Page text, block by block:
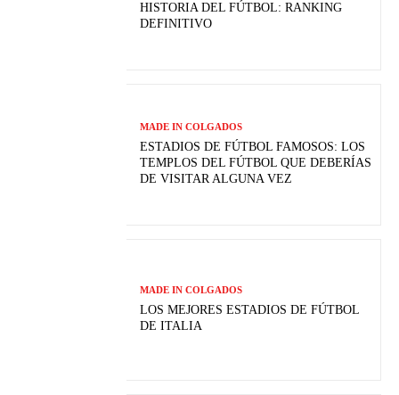
HISTORIA DEL FÚTBOL: RANKING
DEFINITIVO
MADE IN COLGADOS
ESTADIOS DE FÚTBOL FAMOSOS: LOS
TEMPLOS DEL FÚTBOL QUE DEBERÍAS
DE VISITAR ALGUNA VEZ
MADE IN COLGADOS
LOS MEJORES ESTADIOS DE FÚTBOL
DE ITALIA